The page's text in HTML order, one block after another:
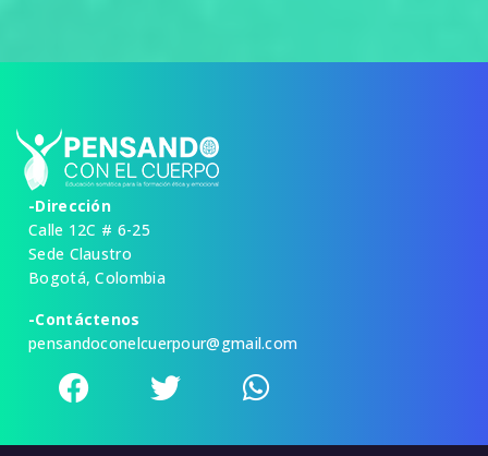
-Dirección
Calle 12C # 6-25
Sede Claustro
Bogotá, Colombia
-Contáctenos
pensandoconelcuerpour@gmail.com